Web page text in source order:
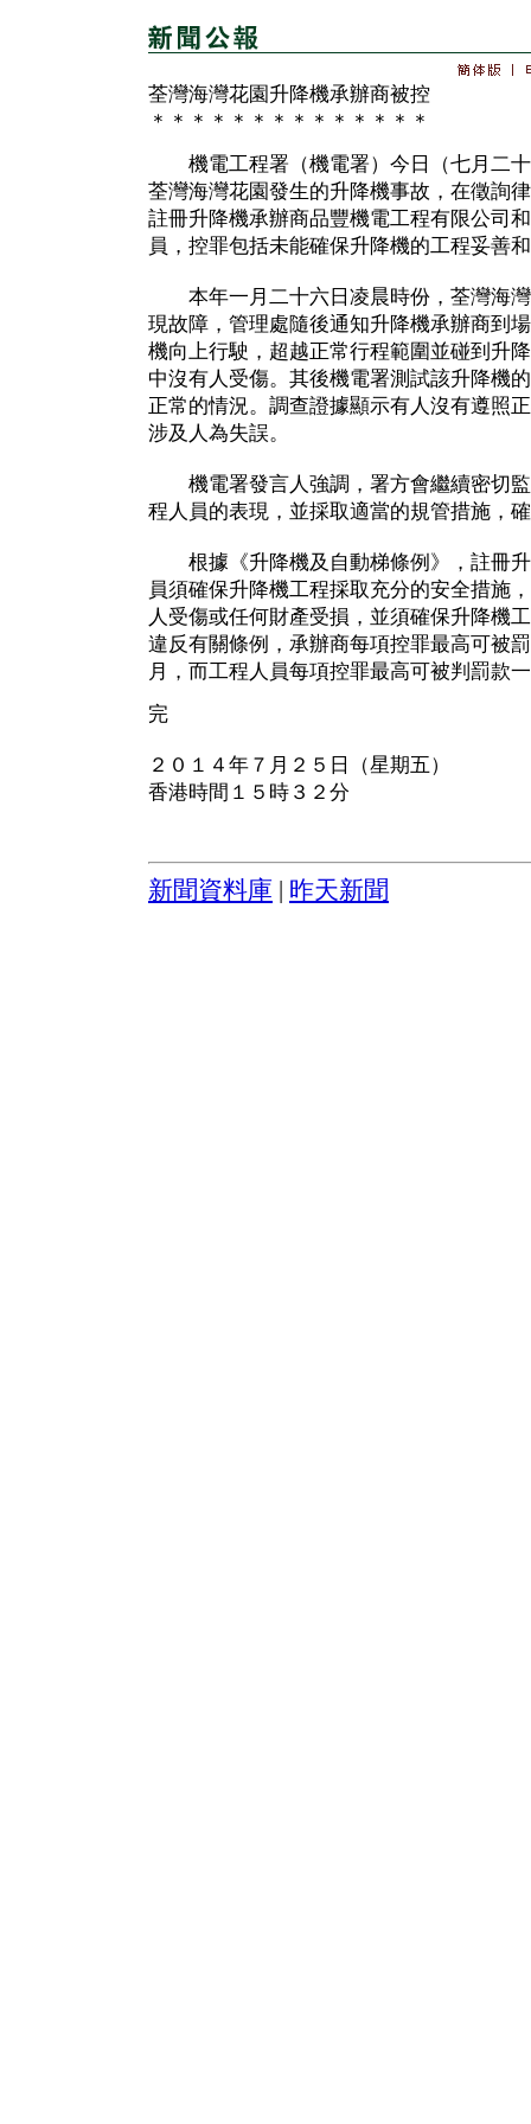
荃灣海灣花園升降機承辦商被控
＊＊＊＊＊＊＊＊＊＊＊＊＊＊
機電工程署（機電署）今日（七月二十
荃灣海灣花園發生的升降機事故，在徵詢
註冊升降機承辦商品豐機電工程有限公司
員，控罪包括未能確保升降機的工程妥善
本年一月二十六日凌晨時份，荃灣海灣
現故障，管理處隨後通知升降機承辦商到
機向上行駛，超越正常行程範圍並碰到升
中沒有人受傷。其後機電署測試該升降機
正常的情況。調查證據顯示有人沒有遵照
涉及人為失誤。
機電署發言人強調，署方會繼續密切監
程人員的表現，並採取適當的規管措施，
根據《升降機及自動梯條例》，註冊升
員須確保升降機工程採取充分的安全措施
人受傷或任何財產受損，並須確保升降機
違反有關條例，承辦商每項控罪最高可被
月，而工程人員每項控罪最高可被判罰款
完
２０１４年７月２５日（星期五）
香港時間１５時３２分
新聞資料庫 昨天新聞